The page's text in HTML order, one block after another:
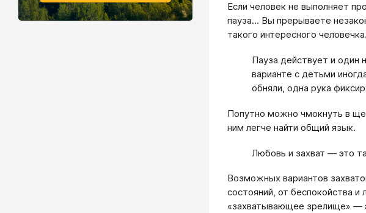
Если человек не выполняет
пауза… Вы прерываете
такого интересного
Пауза действует и один
варианте с детьми
обняли, одна рука
Попутно можно чмокнуть в
ним легче найти общий язык.
Любовь и захват — это
Возможных вариантов
состояний, от беспокойства
«захватывающее зрелище» —